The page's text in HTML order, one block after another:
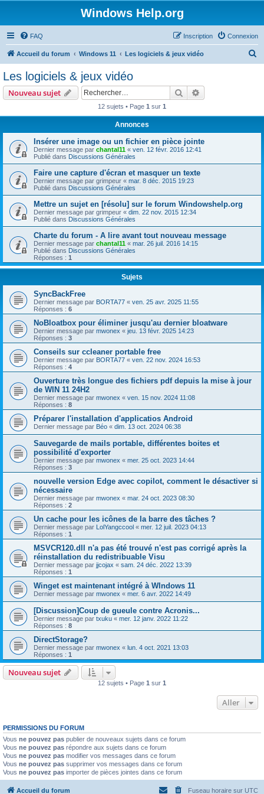
Windows Help.org
FAQ Connexion
Inscription
Accueil du forum Windows 11 Les logiciels & jeux vidéo
e
Les logiciels & jeux vidéo
Nouveau sujet Rechercher
12 sujets • Page 1 sur 1
Annonces
Insérer une image ou un fichier en pièce jointe
Dernier message par chantal11 « ven. 12 févr. 2016 12:41
Publié dans Discussions Générales
Faire une capture d'écran et masquer un texte
Dernier message par grimpeur « mar. 8 déc. 2015 19:23
Publié dans Discussions Générales
Mettre un sujet en [résolu] sur le forum Windowshelp.org
Dernier message par grimpeur « dim. 22 nov. 2015 12:34
Publié dans Discussions Générales
Charte du forum - A lire avant tout nouveau message
Dernier message par chantal11 « mar. 26 juil. 2016 14:15
Publié dans Discussions Générales
Réponses : 1
Sujets
SyncBackFree
Dernier message par BORTA77 « ven. 25 avr. 2025 11:55
Réponses : 6
NoBloatbox pour éliminer jusqu'au dernier bloatware
Dernier message par mwonex « jeu. 13 févr. 2025 14:23
Réponses : 3
Conseils sur ccleaner portable free
Dernier message par BORTA77 « ven. 22 nov. 2024 16:53
Réponses : 4
Ouverture très longue des fichiers pdf depuis la mise à jour
de WIN 11 24H2
Dernier message par mwonex « ven. 15 nov. 2024 11:08
Réponses : 8
Préparer l'installation d'applicatios Android
Dernier message par Béo « dim. 13 oct. 2024 06:38
Sauvegarde de mails portable, différentes boites et
possibilité d'exporter
Dernier message par mwonex « mer. 25 oct. 2023 14:44
Réponses : 3
nouvelle version Edge avec copilot, comment le désactiver si
nécessaire
Dernier message par mwonex « mar. 24 oct. 2023 08:30
Réponses : 2
Un cache pour les icônes de la barre des tâches ?
Dernier message par LolYangccool « mer. 12 juil. 2023 04:13
Réponses : 1
MSVCR120.dll n'a pas été trouvé n'est pas corrigé après la
réinstallation du redistribuable Visu
Dernier message par jjcojax « sam. 24 déc. 2022 13:39
Réponses : 1
Winget est maintenant intégré à WIndows 11
Dernier message par mwonex « mer. 6 avr. 2022 14:49
[Discussion]Coup de gueule contre Acronis...
Dernier message par txuku « mer. 12 janv. 2022 11:22
Réponses : 8
DirectStorage?
Dernier message par mwonex « lun. 4 oct. 2021 13:03
Réponses : 1
Nouveau sujet
12 sujets • Page 1 sur 1
Aller
PERMISSIONS DU FORUM
Vous ne pouvez pas publier de nouveaux sujets dans ce forum
Vous ne pouvez pas répondre aux sujets dans ce forum
Vous ne pouvez pas modifier vos messages dans ce forum
Vous ne pouvez pas supprimer vos messages dans ce forum
Vous ne pouvez pas importer de pièces jointes dans ce forum
Accueil du forum Fuseau horaire sur UTC